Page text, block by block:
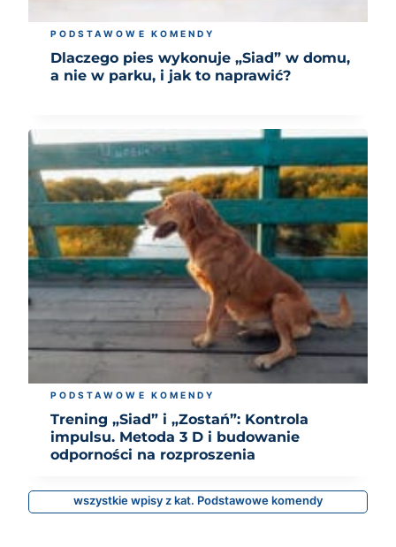
PODSTAWOWE KOMENDY
Dlaczego pies wykonuje „Siad” w domu,
a nie w parku, i jak to naprawić?
PODSTAWOWE KOMENDY
Trening „Siad” i „Zostań”: Kontrola
impulsu. Metoda 3 D i budowanie
odporności na rozproszenia
wszystkie wpisy z kat. Podstawowe komendy